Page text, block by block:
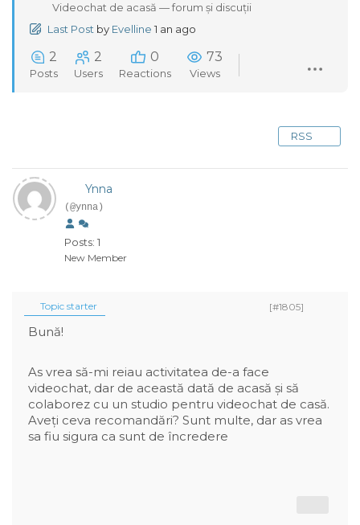
Videochat de acasă — forum și discuții
Last Post by Evelline 1 an ago
2
Posts
2
Users
0
Reactions
73
Views
RSS
Ynna
(@ynna)
Posts: 1
New Member
Topic starter [#1805]
Bună!
As vrea să-mi reiau activitatea de-a face
videochat, dar de această dată de acasă și să
colaborez cu un studio pentru videochat de casă.
Aveți ceva recomandări? Sunt multe, dar as vrea
sa fiu sigura ca sunt de încredere